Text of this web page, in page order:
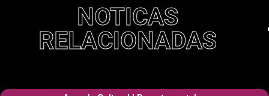
NOTICAS
RELACIONADAS